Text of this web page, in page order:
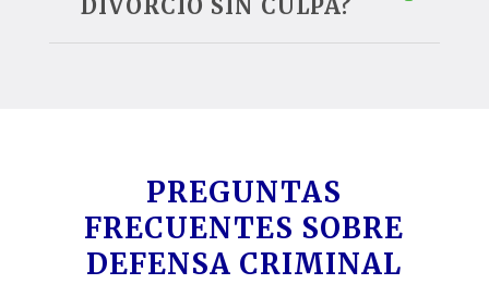
DIVORCIO SIN CULPA?
PREGUNTAS
FRECUENTES SOBRE
DEFENSA CRIMINAL